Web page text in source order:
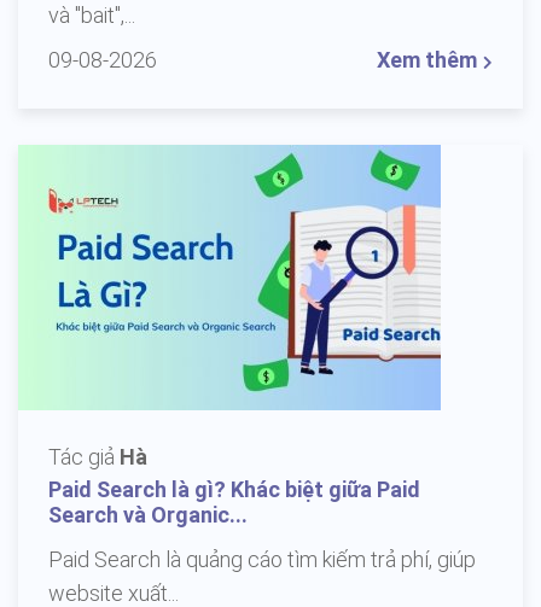
và "bait",...
09-08-2026
Xem thêm
Tác giả Hà
Paid Search là gì? Khác biệt giữa Paid
Search và Organic...
Paid Search là quảng cáo tìm kiếm trả phí, giúp
website xuất...